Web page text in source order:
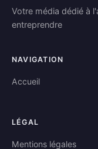
Votre média dédié à
entreprendre
NAVIGATION
Accueil
LÉGAL
Mentions légales